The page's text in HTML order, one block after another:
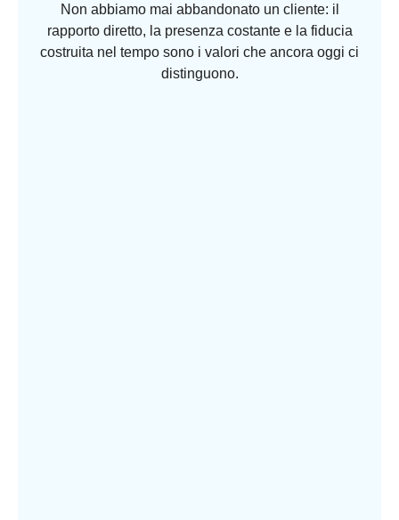
Non abbiamo mai abbandonato un cliente: il
rapporto diretto, la presenza costante e la fiducia
costruita nel tempo sono i valori che ancora oggi ci
distinguono.